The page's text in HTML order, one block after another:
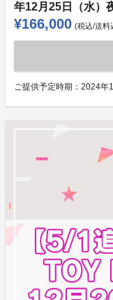
年12月25日（水）
¥166,000 (税込/送料
ご提供予定時期： 2024年